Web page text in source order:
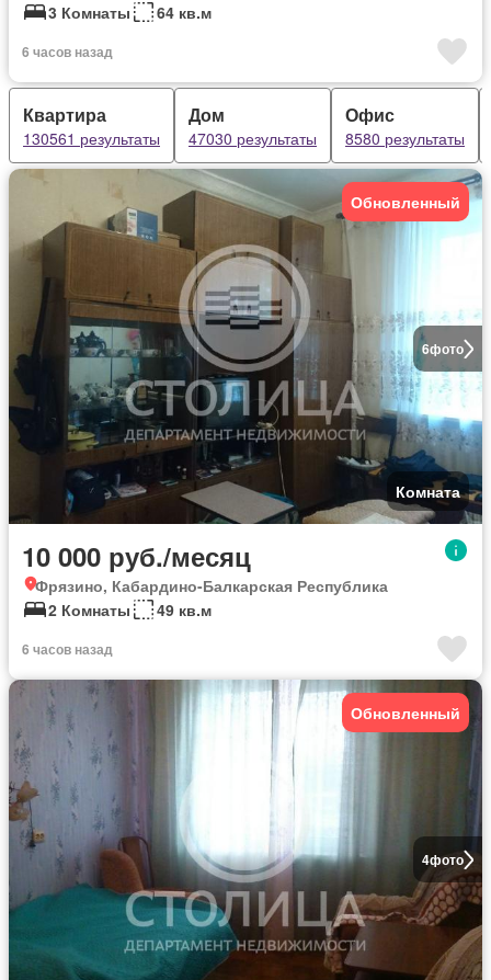
3 Комнаты
64 кв.м
6 часов назад
Квартира
130561 результаты
Дом
47030 результаты
Офис
8580 результаты
6фото
Обновленный
Комната
10 000 руб./месяц
Фрязино, Кабардино-Балкарская Республика
2 Комнаты
49 кв.м
6 часов назад
4фото
Обновленный